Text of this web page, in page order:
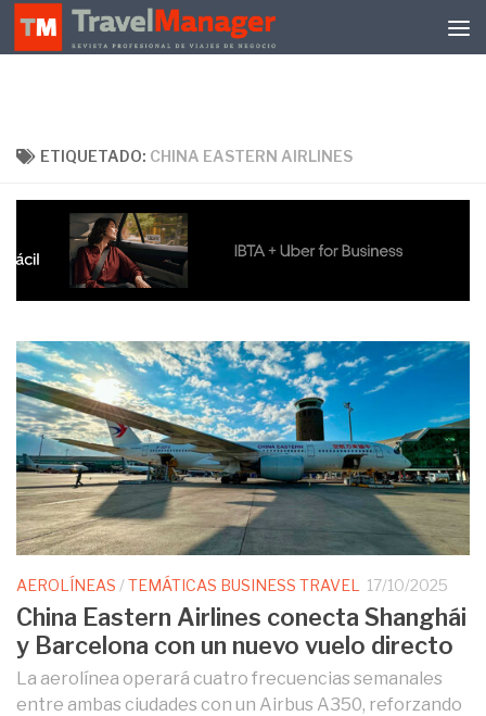
Debajo del contenido
ETIQUETADO: CHINA EASTERN AIRLINES
AEROLÍNEAS /TEMÁTICAS BUSINESS TRAVEL 17/10/2025
China Eastern Airlines conecta Shanghái
y Barcelona con un nuevo vuelo directo
La aerolínea operará cuatro frecuencias semanales
entre ambas ciudades con un Airbus A350, reforzando